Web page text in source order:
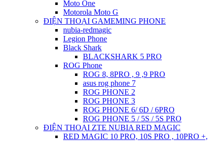
Moto One
Motorola Moto G
ĐIỆN THOẠI GAMEMING PHONE
nubia-redmagic
Legion Phone
Black Shark
BLACKSHARK 5 PRO
ROG Phone
ROG 8, 8PRO , 9 ,9 PRO
asus rog phone 7
ROG PHONE 2
ROG PHONE 3
ROG PHONE 6/ 6D / 6PRO
ROG PHONE 5 / 5S / 5S PRO
ĐIỆN THOẠI ZTE NUBIA RED MAGIC
RED MAGIC 10 PRO, 10S PRO , 10PRO +,